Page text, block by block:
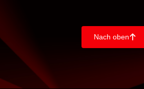
Nach oben􀄨